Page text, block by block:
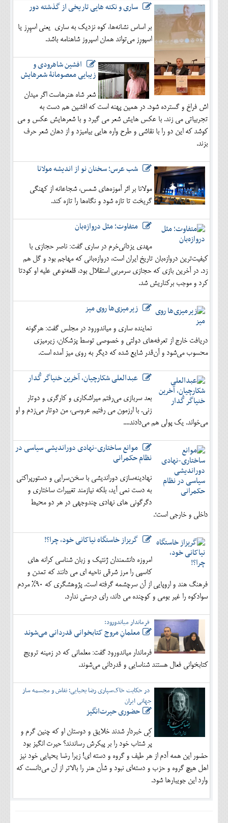
ساری و نکته هایی تاریخی از گذشته دور
بر اساس نشانه‌ها، کوه نزدیک به ساری یعنی اسپِرِز یا
اسپورِز می‌تواند همان اسپروز شاهنامه باشد.
افشین شاهرودی و
زیبایی معصومانۀ شعرهایش
شعر شاه هنرهاست اگر میدان
اش فراخ و گسترده شود. در همین پهنه است که افشین هم دست به
تجربیاتی می زند. با عکس هایش شعر می گیرد و با شعرهایش عکس و می
کوشد که این دو را با نقاشی و طرح واره هایی بیامیزد و از دهان شعر حرف
بزند.
شب عرس؛ سخنان نو از اندیشه مولانا
مولانا بر اثر آموزه‌های شمس، شجاعانه از کهنگی
گریخت تا تازه شود و نگاه‌ها را تازه کند.
متفاوت؛ مثل دروازه‌بان
مهدی یزدانی‌خرم در ساری گفت: ناصر حجازی با
کیفیت‌ترین دروازه‌بان تاریخ ایران است، دروازه‌بانی که مهاجم بود و گل هم
زد. در آخرین بازی که حجازی سرمربی استقلال بود، قلعه‌نوعی علیه او کودتا
کرد و موجب برکناریش شد.
زیرمیزی‌ها روی میز
نماینده ساری و میاندورود در مجلس گفت: هرگونه
دریافت خارج از تعرفه‌های دولتی و خصوصی توسط پزشکان، زیرمیزی
محسوب می‌شود و آن‌قدر شایع شده که دیگر به روی میز آمده است.
عبدالعلی شکارچیان، آخرین خنیاگر گُدار
بعد سربازی می‌رفتم میراشکاری و کارگری و دوتار
زنی. با ارزمون می رفتیم عروسی، من دوتار می‌زدم و او
می‌خواند. یک پولی هم می‌دادند....
موانع ساختاری-نهادی دوراندیشی سیاسی در
نظام حکمرانی
نهادینه‌سازی دوراندیشی با سخن‌سرایی و دستورپراکنی
به دست نمی آید، بلکه نیازمند تغییرات ساختاری و
دگرگونی های نهادی چندوجهی در هر دو محیط
داخلی و خارجی است؛.
گریزاز خاستگاه نیاکانی خود، چرا؟!
امروزه دانشمندان ژنتیک و زبان شناسی کرانه های
کاسپی را مرز شرقی ناحیه ای می دانند که تمدن و
فرهنگ هند و اروپایی از آن سرچشمه گرفته است. پژوهشگری که 90% مردم
سوادکوه را غیر بومی و کوچنده می داند، رای درستی ندارد.
فرماندار میاندورود:
معلمانِ مروج کتابخوانی قدردانی می‌شوند
فرماندار میاندورود گفت: معلمانی که در زمینه ترویج
کتابخوانی فعال هستند شناسایی و قدردانی می‌شوند.
در حکایت خاک‌سپاری رضا یحیایی؛ نقاش و مجسمه ساز
جهانی ایران
حضوری حیرت‌انگیز
کِی خبردار شدند خلایق و دوستان او که چنین گرم و
پر شتاب خود را بر پیکرش رساندند؟ حیرت انگیز بود
حضور این همه آدم از هر طیف و گروه و دسته ای! زیرا رضا یحیایی خود نیز
اهل هیچ گروه و حزب و دسته‌ای نبود و شأن هنر را بالاتر از آن می‌دانست که
وارد این جویبارها شود.